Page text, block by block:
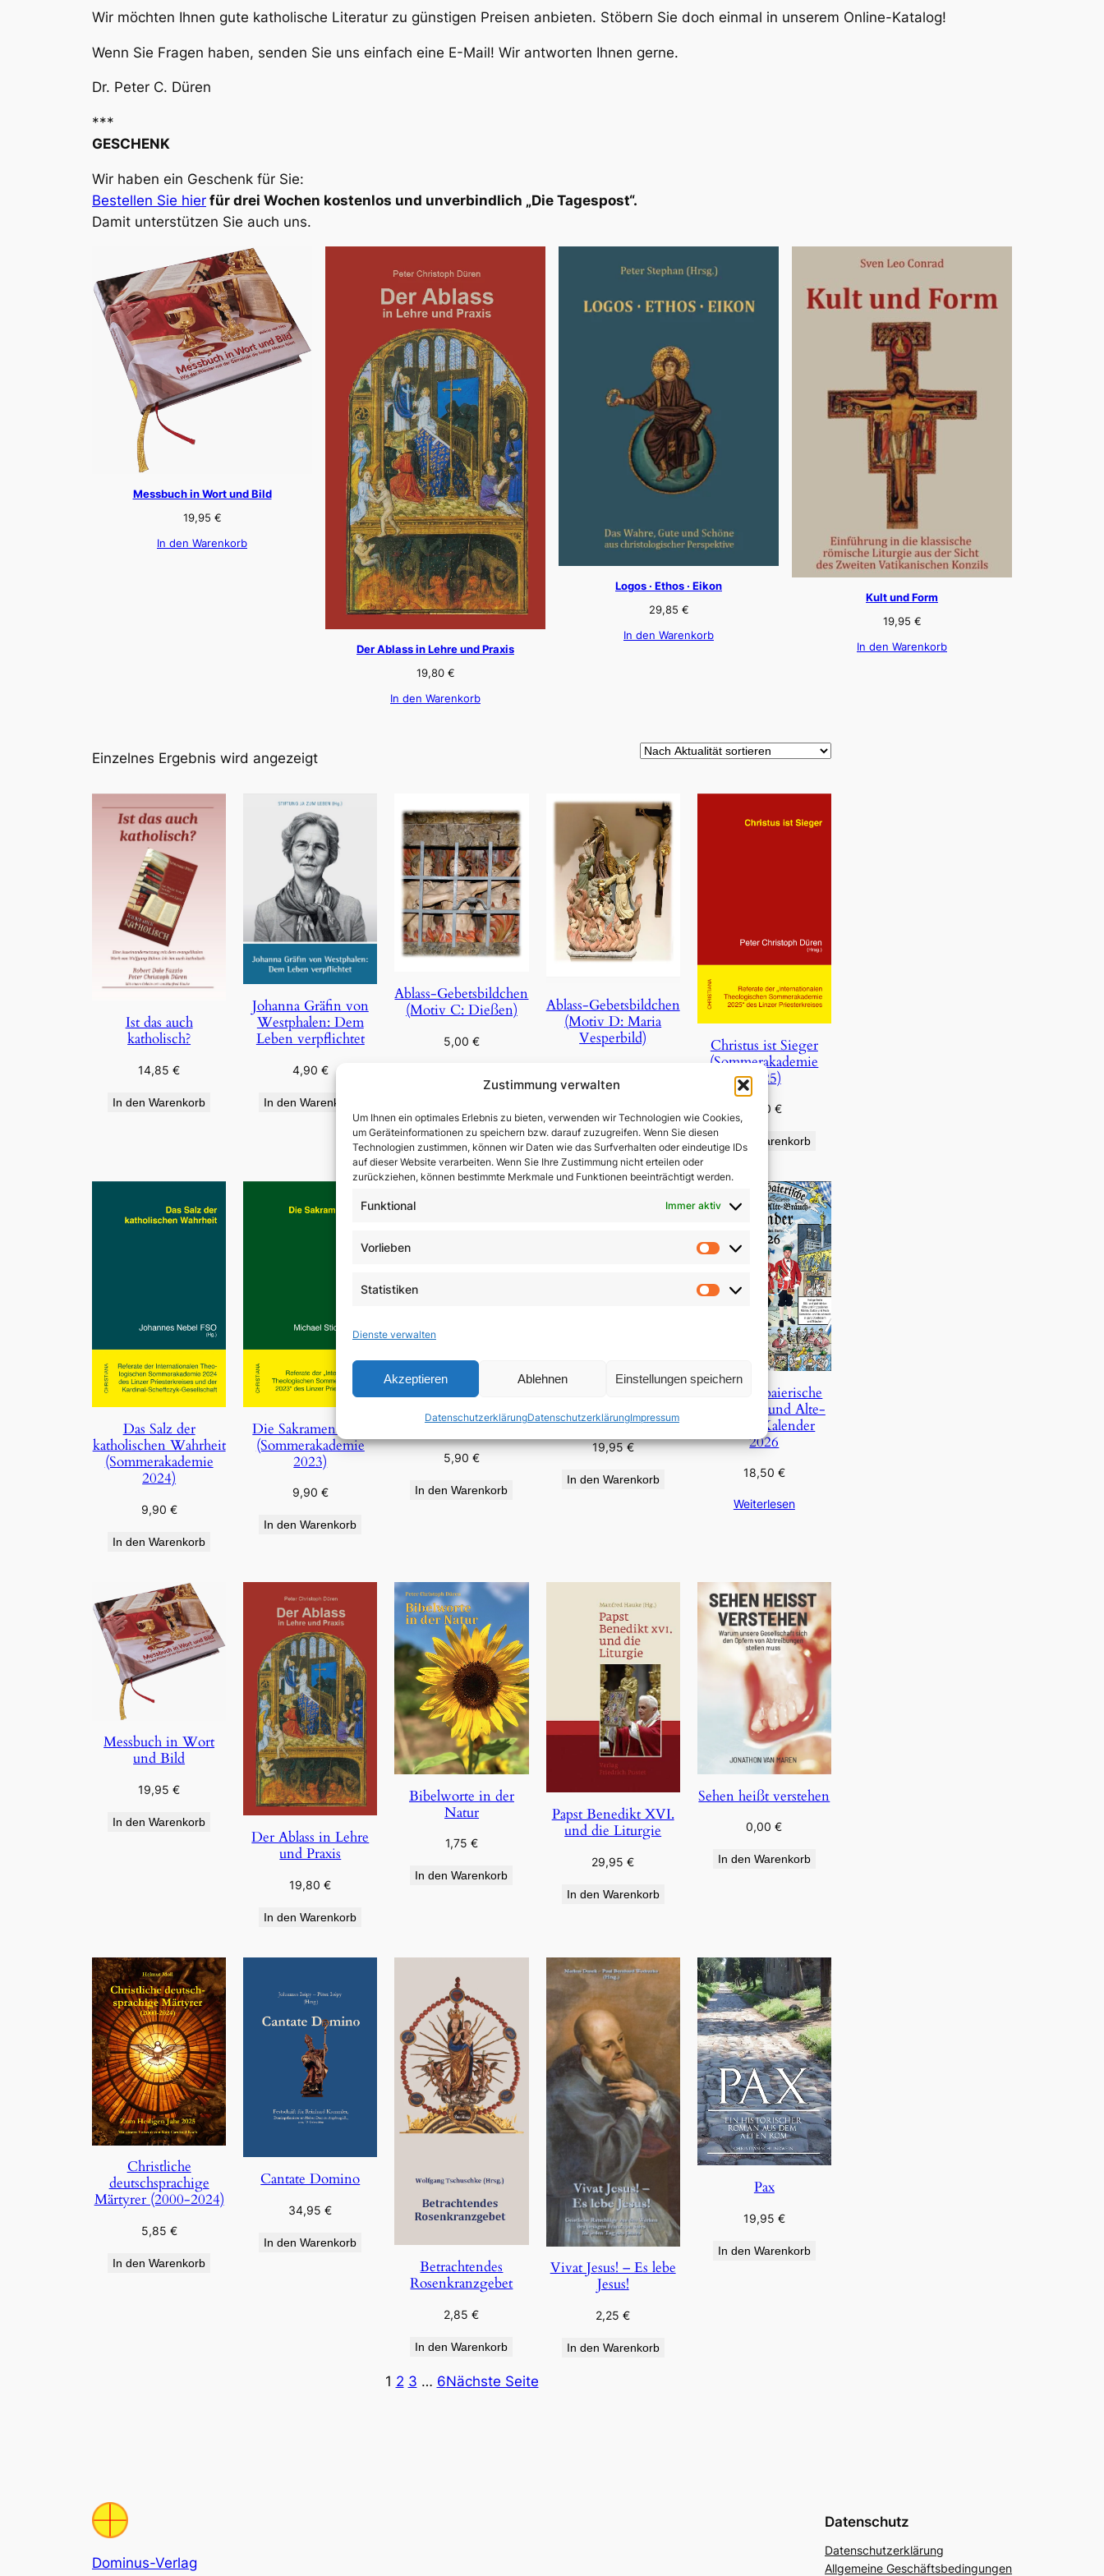
Zustimmung verwalten
Um Ihnen ein optimales Erlebnis zu bieten, verwenden wir Technologien wie Cookies,
um Geräteinformationen zu speichern bzw. darauf zuzugreifen. Wenn Sie diesen
Technologien zustimmen, können wir Daten wie das Surfverhalten oder eindeutige IDs
auf dieser Website verarbeiten. Wenn Sie Ihre Zustimmung nicht erteilen oder
zurückziehen, können bestimmte Merkmale und Funktionen beeinträchtigt werden.
Funktional Immer aktiv
Vorlieben
Vorlieben
Statistiken
Statistiken
Dienste verwalten
Akzeptieren Ablehnen Einstellungen speichern
DatenschutzerklärungDatenschutzerklärungImpressum
Wir möchten Ihnen gute katholische Literatur zu günstigen Preisen anbieten. Stöbern Sie doch einmal in unserem Online-Katalog!
Wenn Sie Fragen haben, senden Sie uns einfach eine E-Mail! Wir antworten Ihnen gerne.
Dr. Peter C. Düren
***
GESCHENK
Wir haben ein Geschenk für Sie:
Bestellen Sie hier für drei Wochen kostenlos und unverbindlich „Die Tagespost“.
Damit unterstützen Sie auch uns.
Messbuch in Wort und Bild
19,95 €
In den Warenkorb
Der Ablass in Lehre und Praxis
19,80 €
In den Warenkorb
Logos · Ethos · Eikon
29,85 €
In den Warenkorb
Kult und Form
19,95 €
In den Warenkorb
Einzelnes Ergebnis wird angezeigt
Ist das auch
katholisch?
14,85€
In den Warenkorb
Johanna Gräfin von
Westphalen: Dem
Leben verpflichtet
4,90 €
In den Warenkorb
Ablass-Gebetsbildchen
(Motiv C: Dießen)
5,00 €
Ablass-Gebetsbildchen
(Motiv D: Maria
Vesperbild)
Christus ist Sieger
(Sommerakademie
2025)
9,90€
In den Warenkorb
Das Salz der
katholischen Wahrheit
(Sommerakademie
2024)
9,90 €
In den Warenkorb
Die Sakramentalien
(Sommerakademie
2023)
9,90 €
In den Warenkorb
Das Evangelium
anders verkünden
5,90 €
In den Warenkorb
Himmel und Erde
19,95€
In den Warenkorb
Der Oberbaierische
Fest-Täg- und Alte-
Bräuch-Kalender
2026
18,50 €
Weiterlesen
Messbuch in Wort
und Bild
19,95€
In den Warenkorb
Der Ablass in Lehre
und Praxis
19,80€
In den Warenkorb
Bibelworte in der
Natur
1,75 €
In den Warenkorb
Papst Benedikt XVI.
und die Liturgie
29,95€
In den Warenkorb
Sehen heißt verstehen
0,00€
In den Warenkorb
Christliche
deutschsprachige
Märtyrer (2000-2024)
5,85 €
In den Warenkorb
Cantate Domino
34,95€
In den Warenkorb
Betrachtendes
Rosenkranzgebet
2,85€
In den Warenkorb
Vivat Jesus! – Es lebe
Jesus!
2,25€
In den Warenkorb
Pax
19,95 €
In den Warenkorb
1 2 3 … 6Nächste Seite
Dominus-Verlag
Datenschutz
Datenschutzerklärung
Allgemeine Geschäftsbedingungen